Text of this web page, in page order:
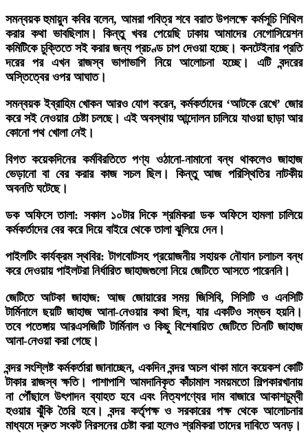
সমন্বয়ক হুমায়ুন কবির বলেন, আমরা পবিত্র শবে বরাত উপলক্ষে কর্মসূচি শিথিল
করার কথা ভাবছিলাম। কিন্তু খবর পেয়েছি ঢাকায় আমাদের নেগোসিয়েশন
কমিটিকে চুক্তিতে সই করার জন্য প্রচণ্ড চাপ দেওয়া হচ্ছে। কনটেইনার প্রতি
দরের পর এখন রাজস্ব ভাগাভাগি নিয়ে আলোচনা হচ্ছে। এটি বন্দরের
অস্তিত্বের ওপর আঘাত।
সমন্বয়ক ইব্রাহিম খোকন আরও যোগ করেন, কর্মকর্তাদের ‘আটকে রেখে’ জোর
করে সই নেওয়ার চেষ্টা চলছে। এই অবস্থায় আন্দোলন চালিয়ে যাওয়া ছাড়া আর
কোনো পথ খোলা নেই।
বিগত কয়েকদিনের কর্মবিরতিতে পণ্য ওঠানো-নামানো বন্ধ থাকলেও জাহাজ
ভেড়ানো বা বের করার কাজ সচল ছিল। কিন্তু আজ পরিস্থিতির নাটকীয়
অবনতি ঘটেছে।
ডক অফিসে তালা: সকাল ১০টার দিকে শ্রমিকরা ডক অফিসে হামলা চালিয়ে
কর্মকর্তাদের বের করে দিয়ে বাইরে থেকে তালা ঝুলিয়ে দেন।
পাইলটিং কার্যক্রম স্থবির: টাগবোটসহ প্রয়োজনীয় সহায়ক নৌযান চলাচল বন্ধ
করে দেওয়ায় পাইলটরা নির্ধারিত জাহাজগুলো নিয়ে জেটিতে আসতে পারেননি।
জেটিতে আটকা জাহাজ: আজ জোয়ারের সময় জিসিবি, সিসিটি ও এনসিটি
টার্মিনালে ছয়টি জাহাজ আনা-নেওয়ার কথা ছিল, যার একটিও সম্ভব হয়নি।
তবে পতেঙ্গায় আরএসজিটি টার্মিনাল ও কিছু বিশেষায়িত জেটিতে তিনটি জাহাজ
আনা-নেওয়া করা গেছে।
বন্দর সংশ্লিষ্ট কর্মকর্তারা জানাচ্ছেন, একদিন বন্দর অচল থাকা মানে কয়েকশ কোটি
টাকার রাজস্ব ক্ষতি। পাশাপাশি আমদানিকৃত কাঁচামাল সময়মতো শিল্পকারখানায়
না পৌঁছালে উৎপাদন ব্যাহত হবে এবং নিত্যপণ্যের দাম বাজারে আকাশচুম্বী
হওয়ার ঝুঁকি তৈরি হবে। বন্দর কর্তৃপক্ষ ও সরকারের পক্ষ থেকে আলোচনার
মাধ্যমে দ্রুত সংকট নিরসনের চেষ্টা করা হলেও শ্রমিকরা তাদের দাবিতে অনড়।